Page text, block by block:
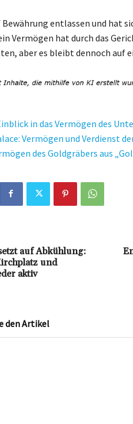
Bewährung entlassen und hat
Vermögen hat durch das
aber es bleibt dennoch auf
in das Vermögen des
Vermögen und Verdienst
des Goldgräbers aus
auf Abkühlung:
und
aktiv
den Artikel